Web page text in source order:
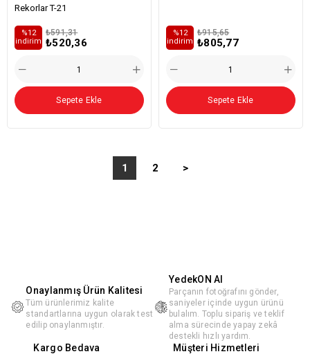
Rekorlar T-21
₺520,36
₺591,31
%12
i̇ndirim
Sepete Ekle
₺805,77
₺915,65
%12
i̇ndirim
Sepete Ekle
1 2 >
Onaylanmış Ürün Kalitesi
Tüm ürünlerimiz kalite
standartlarına uygun olarak test
edilip onaylanmıştır.
YedekON AI
Parçanın fotoğrafını gönder,
saniyeler içinde uygun ürünü
bulalım. Toplu sipariş ve teklif
alma sürecinde yapay zekâ
destekli hızlı yardım.
Kargo Bedava Müşteri Hizmetleri